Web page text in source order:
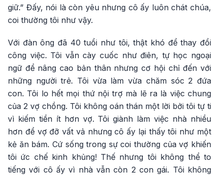
giữ.” Đấy, nói là còn yêu nhưng cô ấy luôn chát chúa,
coi thường tôi như vậy.
Với đàn ông đã 40 tuổi như tôi, thật khó để thay đổi
công việc. Tôi vẫn cày cuốc như điên, tự học ngoại
ngữ để nâng cao bản thân nhưng cơ hội chỉ đến với
những người trẻ. Tôi vừa làm vừa chăm sóc 2 đứa
con. Tôi lo hết mọi thứ nội trợ mà lẽ ra là việc chung
của 2 vợ chồng. Tôi không oán thán một lời bởi tôi tự ti
vì kiếm tiền ít hơn vợ. Tôi giành làm việc nhà nhiều
hơn để vợ đỡ vất vả nhưng cô ấy lại thấy tôi như một
kẻ ăn bám. Cứ sống trong sự coi thường của vợ khiến
tôi ức chế kinh khủng! Thế nhưng tôi không thể to
tiếng với cô ấy vì nhà vẫn còn 2 con gái. Tôi không